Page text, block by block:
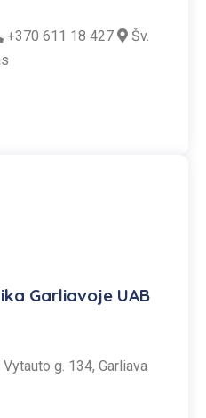
+370 611 18 427
Šv.
Garliavoje UAB
Vytauto g. 134, Garliava